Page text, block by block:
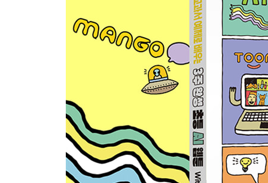
도전! 미션 해결! 인구 문제 뉴스 웹툰 만들기
Day 14 통일이 되면 좋은 점은? 통일 교육 웹툰 [4
도전! 미션 해결! 장애 인식 개선에 대한 웹툰 만들
Day 15 알아보자, 독립운동! 역사 웹툰 [5학년 사회]
도전! 미션 해결! 역사 인물 카드 만들기
Day 16 나의 여름방학을 담은 한 장의 웹툰 [전 학
도전! 미션 해결! 나의 겨울방학, 한 장의 웹툰으로
Day 17 읽은 책을 소개하는 웹툰 [3~6학년 국어]